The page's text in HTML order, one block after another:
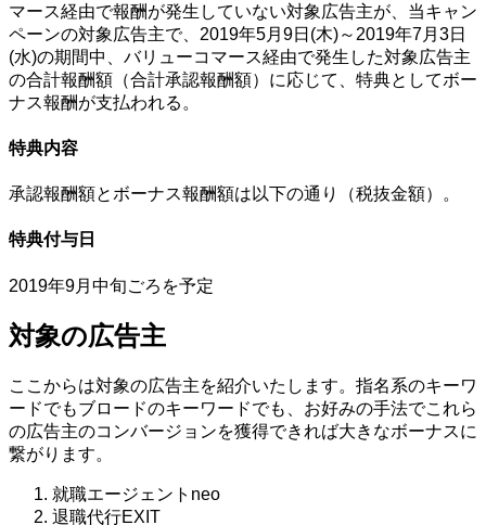
マース経由で報酬が発生していない対象広告主が、当キャン
ペーンの対象広告主で、2019年5月9日(木)～2019年7月3日
(水)の期間中、バリューコマース経由で発生した対象広告主
の合計報酬額（合計承認報酬額）に応じて、特典としてボー
ナス報酬が支払われる。
特典内容
承認報酬額とボーナス報酬額は以下の通り（税抜金額）。
特典付与日
2019年9月中旬ごろを予定
対象の広告主
ここからは対象の広告主を紹介いたします。指名系のキーワ
ードでもブロードのキーワードでも、お好みの手法でこれら
の広告主のコンバージョンを獲得できれば大きなボーナスに
繋がります。
就職エージェントneo
退職代行EXIT